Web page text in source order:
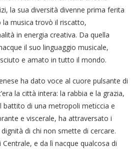
la sua diversità divenne prima ferita
musica trovò il riscatto,
in energia creativa. Da quella
il suo linguaggio musicale,
e amato in tutto il mondo.
ha dato voce al cuore pulsante di
la città intera: la rabbia e la grazia,
battito di una metropoli meticcia e
e viscerale, ha attraversato i
di chi non smette di cercare.
e da lì nacque qualcosa di